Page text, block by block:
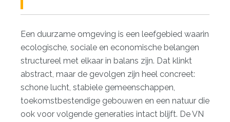
Een duurzame omgeving is een leefgebied waarin
ecologische, sociale en economische belangen
structureel met elkaar in balans zijn. Dat klinkt
abstract, maar de gevolgen zijn heel concreet:
schone lucht, stabiele gemeenschappen,
toekomstbestendige gebouwen en een natuur die
ook voor volgende generaties intact blijft. DeVN